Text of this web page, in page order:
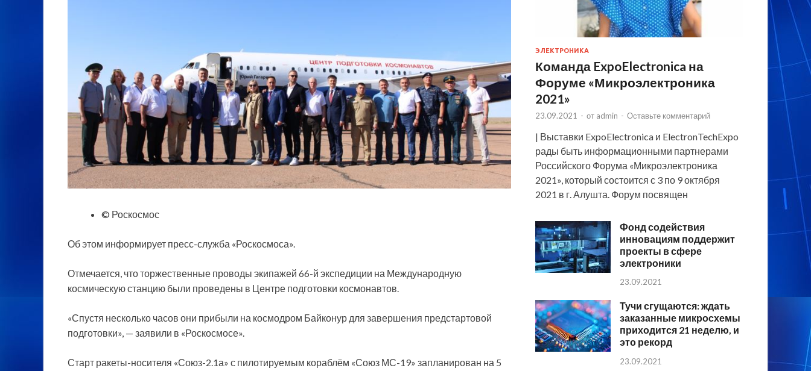
© Роскосмос
Об этом информирует пресс-служба «Роскосмоса».
Отмечается, что торжественные проводы экипажей 66-й экспедиции на Международную
космическую станцию были проведены в Центре подготовки космонавтов.
«Спустя несколько часов они прибыли на космодром Байконур для завершения предстартовой
подготовки», — заявили в «Роскосмосе».
Старт ракеты-носителя «Союз-2.1а» с пилотируемым кораблём «Союз МС-19» запланирован на 5
ЭЛЕКТРОНИКА
Команда ExpoElectronica на
Форуме «Микроэлектроника
2021»
23.09.2021 - от admin - Оставьте комментарий
| Выставки ExpoElectronica и ElectronTechExpo
рады быть информационными партнерами
Российского Форума «Микроэлектроника
2021», который состоится с 3 по 9 октября
2021 в г. Алушта. Форум посвящен
Фонд содействия
инновациям поддержит
проекты в сфере
электроники
23.09.2021
Тучи сгущаются: ждать
заказанные микросхемы
приходится 21 неделю, и
это рекорд
23.09.2021